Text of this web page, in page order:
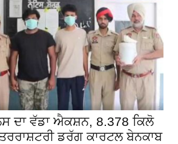
ਦਾ ਵੱਡਾ ਐਕਸ਼ਨ, 8.378 ਕਿਲੋ
ਡਰੱਗ ਕਾਰਟਲ ਬੇਨਕਾਬ